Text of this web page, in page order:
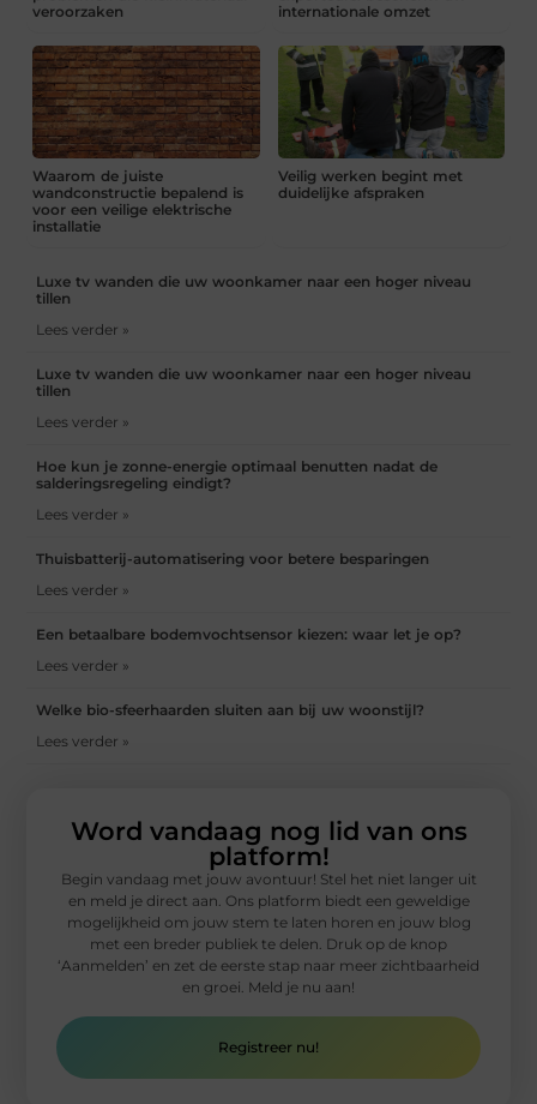
veroorzaken
internationale omzet
Waarom de juiste
wandconstructie bepalend is
voor een veilige elektrische
installatie
Veilig werken begint met
duidelijke afspraken
Luxe tv wanden die uw woonkamer naar een hoger niveau
tillen
Lees verder »
Luxe tv wanden die uw woonkamer naar een hoger niveau
tillen
Lees verder »
Hoe kun je zonne-energie optimaal benutten nadat de
salderingsregeling eindigt?
Lees verder »
Thuisbatterij-automatisering voor betere besparingen
Lees verder »
Een betaalbare bodemvochtsensor kiezen: waar let je op?
Lees verder »
Welke bio-sfeerhaarden sluiten aan bij uw woonstijl?
Lees verder »
Word vandaag nog lid van ons
platform!
Begin vandaag met jouw avontuur! Stel het niet langer uit
en meld je direct aan. Ons platform biedt een geweldige
mogelijkheid om jouw stem te laten horen en jouw blog
met een breder publiek te delen. Druk op de knop
‘Aanmelden’ en zet de eerste stap naar meer zichtbaarheid
en groei. Meld je nu aan!
Registreer nu!